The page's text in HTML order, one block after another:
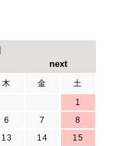
木 金
土
1
6 7
8
13 14
15